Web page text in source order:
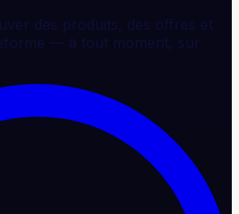
des produits, des offres et
— à tout moment, sur